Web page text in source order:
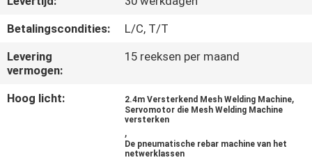
ONS
VERZOEK
OM EEN
Betalingscondities:
L/C, T/T
Levering
vermogen:
15 reeksen per maand
Hoog licht: 2.4m Versterkend Mesh Welding Machine,
Servomotor die Mesh Welding Machine
versterken
,
De pneumatische rebar machine van het
netwerklassen